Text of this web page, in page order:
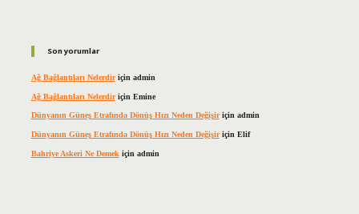
Son yorumlar
Ağ Bağlantıları Nelerdiriçin admin
Ağ Bağlantıları Nelerdiriçin Emine
Dünyanın Güneş Etrafında Dönüş Hızı Neden Değişiriçin admin
Dünyanın Güneş Etrafında Dönüş Hızı Neden Değişiriçin Elif
Bahriye Askeri Ne Demek için admin